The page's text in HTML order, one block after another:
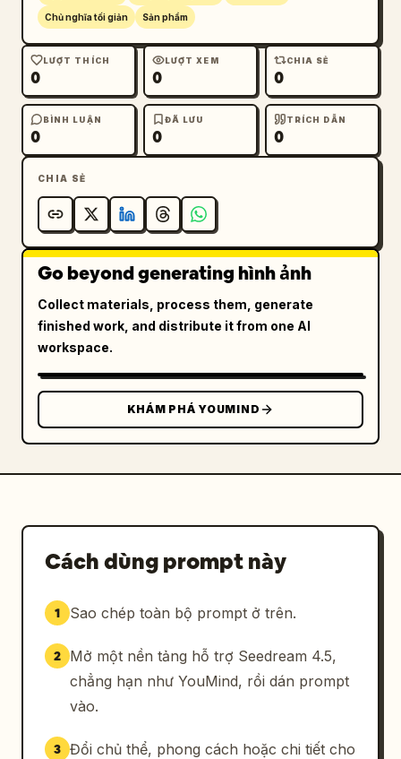
Chủ nghĩa tối giản Sản phẩm
LƯỢT THÍCH
0
LƯỢT XEM
0
CHIA SẺ
0
BÌNH LUẬN
0
ĐÃ LƯU
0
TRÍCH DẪN
0
CHIA SẺ
Go beyond generating hình ảnh
Collect materials, process them, generate
finished work, and distribute it from one AI
workspace.
KHÁM PHÁ YOUMIND
Cách dùng prompt này
1 Sao chép toàn bộ prompt ở trên.
2
Mở một nền tảng hỗ trợ Seedream 4.5,
chẳng hạn như YouMind, rồi dán prompt
vào.
3 Đổi chủ thể, phong cách hoặc chi tiết cho